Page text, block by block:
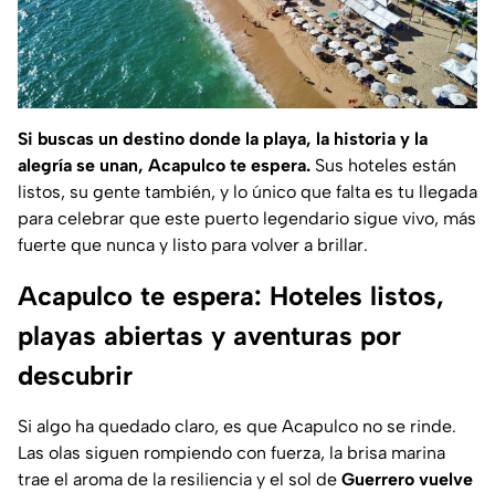
Si buscas un destino donde la playa, la historia y la
alegría se unan, Acapulco te espera. Sus hoteles están
listos, su gente también, y lo único que falta es tu llegada
para celebrar que este puerto legendario sigue vivo, más
fuerte que nunca y listo para volver a brillar.
Acapulco te espera: Hoteles listos,
playas abiertas y aventuras por
descubrir
Si algo ha quedado claro, es que Acapulco no se rinde.
Las olas siguen rompiendo con fuerza, la brisa marina
trae el aroma de la resiliencia y el sol de Guerrero vuelve